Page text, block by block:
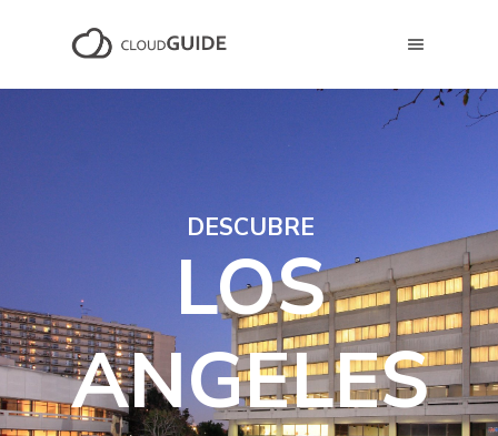
DESCUBRE
LOS
ANGELES